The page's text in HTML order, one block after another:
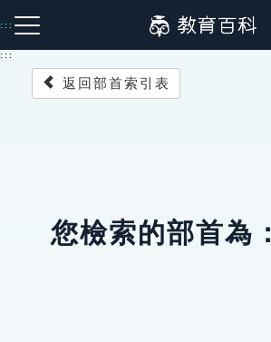
到
主
:::
:::
返回部首索引表
您檢索的部首為：